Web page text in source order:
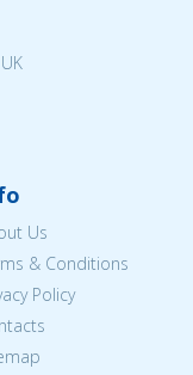
Us
& Conditions
Policy